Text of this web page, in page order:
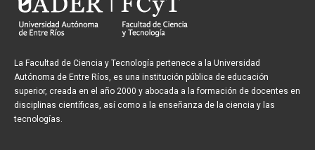
La Facultad de Ciencia y Tecnología pertenece a la Universidad
Autónoma de Entre Ríos, es una institución pública de educación
superior, creada en el año 2000 y abocada a la formación de docentes en
disciplinas científicas, así como a la enseñanza de la ciencia y las
tecnologías.